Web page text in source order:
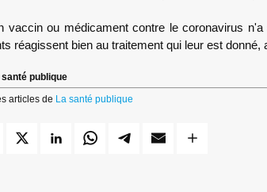
vaccin ou médicament contre le coronavirus
réagissent bien au traitement qui leur est donné,
santé publique
articles de La santé publique